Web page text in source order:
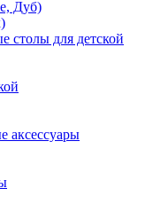
Дуб)
столы для детской
аксессуары